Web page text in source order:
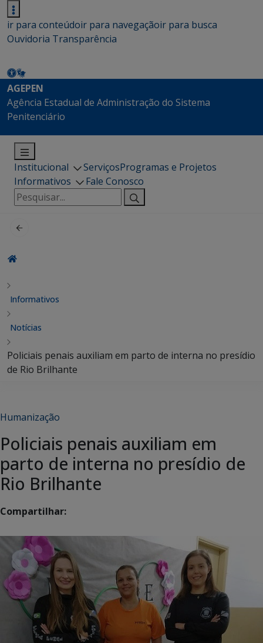
ir para conteúdoir para navegaçãoir para busca
Ouvidoria Transparência
AGEPEN
Agência Estadual de Administração do Sistema
Penitenciário
Institucional ServiçosProgramas e Projetos
Informativos
Fale Conosco
Pesquisar
por:
Informativos
Notícias
Policiais penais auxiliam em parto de interna no presídio
de Rio Brilhante
Humanização
Policiais penais auxiliam em
parto de interna no presídio de
Rio Brilhante
Compartilhar: